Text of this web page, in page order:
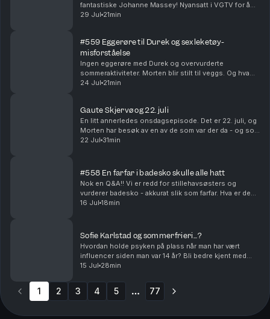
fantastiske Johanne Massey! Nyansatt i VGTV for å
løfte Love Island til nye høyder. Hvordan hadde
29 Jul 21min
#559 Eggerøre til Durek og sexleketøy-
misforståelse
Ingen eggerøre med Durek og overvurderte
sommeraktiviteter. Morten blir stilt til veggs. Og hva
hvis Vegard egentlig bare har vært en hemmelig agent
24 Jul 21min
Gaute Skjervø og 22. juli
En litt annerledes onsdagsepisode. Det er 22. juli, og
Morten har besøk av en av de som var der da - og som
fremdeles lever med trusler og bekymring. Hvordan
22 Jul 31min
#558 En farfar i badesko skulle alle hatt
Nok en Q&A!! Vi er redd for stillehavsøsters og
vurderer badesko - akkurat slik som farfar. Hva er den
pinligste meldingen vi har sendt feil? Og hvilke
16 Jul 18min
Sofie Karlstad og sommerfrieri...?
Hvordan holde psyken på plass når man har vært
influencer siden man var 14 år? Bli bedre kjent med
Sofie Karlstad i denne sommerpraten! Vi krysser
15 Jul 28min
1 2 3 4 5 77